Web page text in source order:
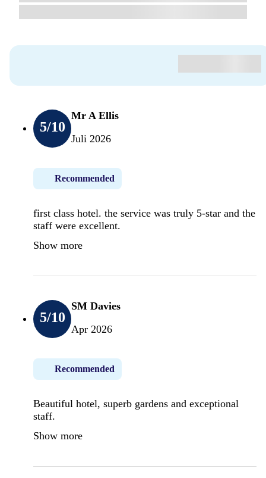
5/10
Mr A Ellis
Juli 2026
Recommended
first class hotel. the service was truly 5-star and the
staff were excellent.
Show more
5/10
SM Davies
Apr 2026
Recommended
Beautiful hotel, superb gardens and exceptional
staff.
Show more